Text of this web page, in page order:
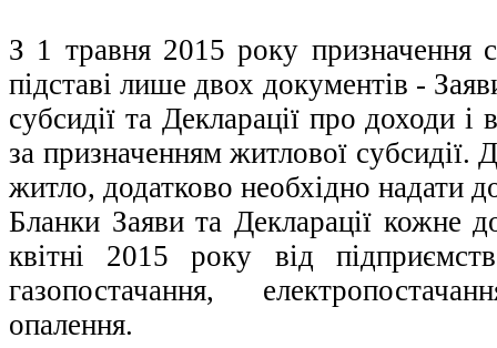
З 1 травня 2015 року призначення
підставі лише двох документів -
субсидії та Декларації про доходи і
за призначенням житлової субсидії.
житло, додатково необхідно надати
Бланки Заяви та Декларації кожне
квітні 2015 року від
газопостачання,
опалення.